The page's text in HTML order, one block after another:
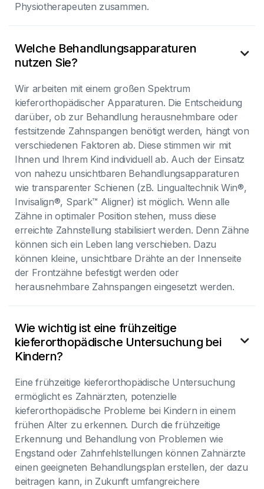
Physiotherapeuten zusammen.
Welche Behandlungsapparaturen
nutzen Sie?

Wir arbeiten mit einem großen Spektrum
kieferorthopädischer Apparaturen. Die Entscheidung
darüber, ob zur Behandlung herausnehmbare oder
festsitzende Zahnspangen benötigt werden, hängt von
verschiedenen Faktoren ab. Diese stimmen wir mit
Ihnen und Ihrem Kind individuell ab. Auch der Einsatz
von nahezu unsichtbaren Behandlungsapparaturen
wie transparenter Schienen (zB. Lingualtechnik Win®,
Invisalign®, Spark™ Aligner) ist möglich. Wenn alle
Zähne in optimaler Position stehen, muss diese
erreichte Zahnstellung stabilisiert werden. Denn Zähne
können sich ein Leben lang verschieben. Dazu
können kleine, unsichtbare Drähte an der Innenseite
der Frontzähne befestigt werden oder
herausnehmbare Zahnspangen eingesetzt werden.
Wie wichtig ist eine frühzeitige
kieferorthopädische Untersuchung bei
Kindern?

Eine frühzeitige kieferorthopädische Untersuchung
ermöglicht es Zahnärzten, potenzielle
kieferorthopädische Probleme bei Kindern in einem
frühen Alter zu erkennen. Durch die frühzeitige
Erkennung und Behandlung von Problemen wie
Engstand oder Zahnfehlstellungen können Zahnärzte
einen geeigneten Behandlungsplan erstellen, der dazu
beitragen kann, in Zukunft umfangreichere